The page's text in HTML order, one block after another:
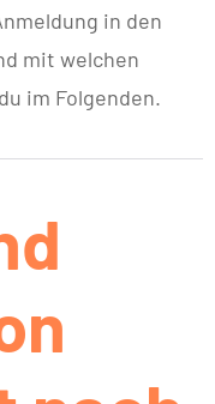
in den
mit welchen
im Folgenden.